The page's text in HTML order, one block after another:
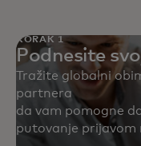
KORAK 1
Podnesite
Tražite globalni
partnera
da vam pomogne
putovanje prijavom